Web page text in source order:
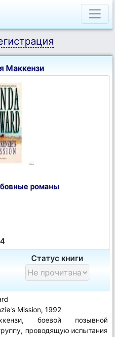
Маккензи
романы
Статус книги
Mission, 1992
боевой позывной
проводящую испытания